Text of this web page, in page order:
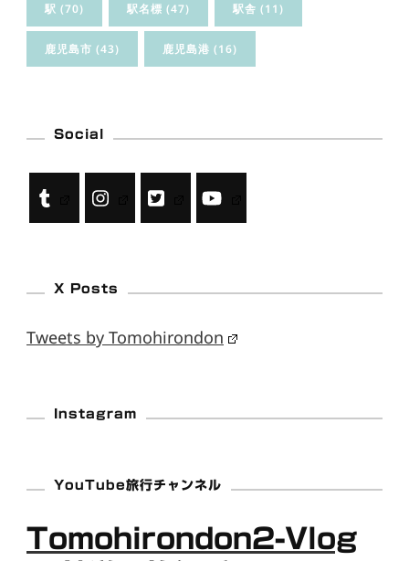
駅 (70) 駅名標 (47) 駅舎 (11)
鹿児島市 (43) 鹿児島港 (16)
Social
X Posts
Tweets by Tomohirondon
Instagram
YouTube旅行チャンネル
Tomohirondon2-Vlog